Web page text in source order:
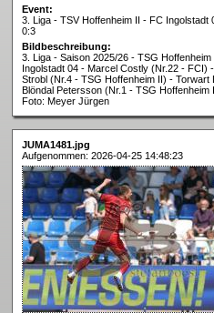
Event:
3. Liga - TSV Hoffenheim II - FC Ingolstadt
0:3
Bildbeschreibung:
3. Liga - Saison 2025/26 - TSG Hoffenheim
Ingolstadt 04 - Marcel Costly (Nr.22 - FCI)
Strobl (Nr.4 - TSG Hoffenheim II) - Torwart
Blöndal Petersson (Nr.1 - TSG Hoffenheim
Foto: Meyer Jürgen
JUMA1481.jpg
Aufgenommen: 2026-04-25 14:48:23